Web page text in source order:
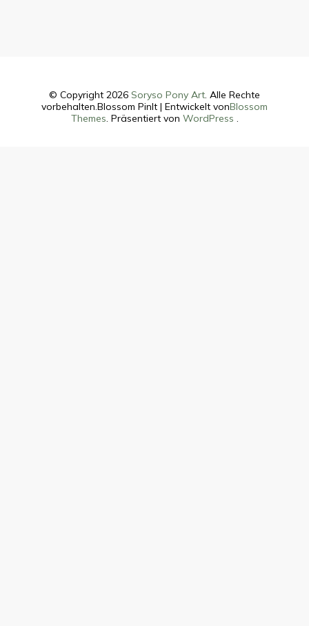
© Copyright 2026 Soryso Pony Art. Alle Rechte
vorbehalten.Blossom PinIt | Entwickelt vonBlossom
Themes. Präsentiert von WordPress .